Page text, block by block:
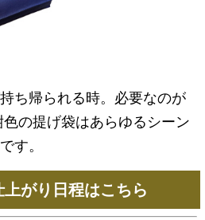
ち帰られる時。必要なのが
色の提げ袋はあらゆるシーン
す。
がり日程はこちら